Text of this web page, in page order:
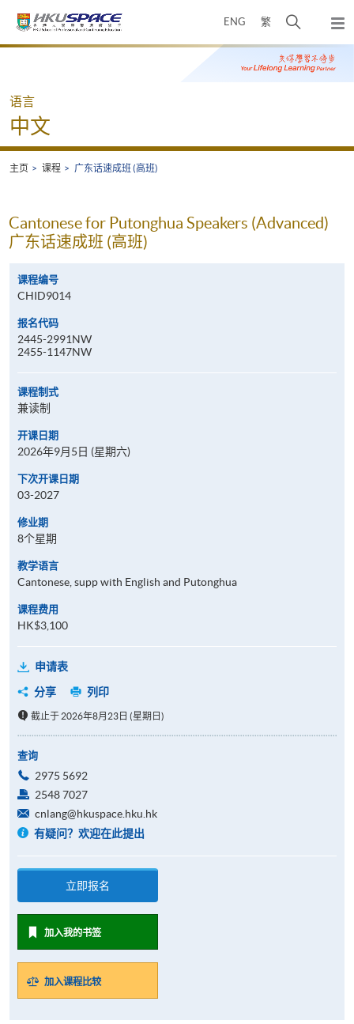
ENG 繁
开
搜
寻
弹
出
主
Main
语言
中文
主页 课程 广东话速成班 (高班)
Cantonese for Putonghua Speakers (Advanced)
广东话速成班 (高班)
课程编号
CHID9014
报名代码
2445-2991NW
2455-1147NW
课程制式
兼读制
开课日期
2026年9月5日 (星期六)
下次开课日期
03-2027
修业期
8个星期
教学语言
Cantonese, supp with English and Putonghua
课程费用
HK$3,100
申请表
分享
列印
截止于 2026年8月23日 (星期日)
查询
2975 5692
2548 7027
cnlang@hkuspace.hku.hk
有疑问？欢迎在此提出
立即报名
加入我的书签
加入课程比较